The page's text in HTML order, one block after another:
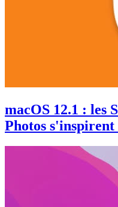
macOS 12.1 : les
Photos